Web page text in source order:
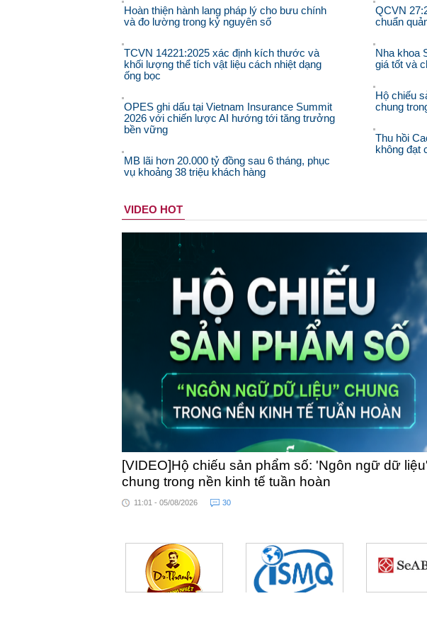
Hoàn thiện hành lang pháp lý cho bưu chính
và đo lường trong kỷ nguyên số
TCVN 14221:2025 xác định kích thước và
khối lượng thể tích vật liệu cách nhiệt dạng
ống bọc
OPES ghi dấu tại Vietnam Insurance Summit
2026 với chiến lược AI hướng tới tăng trưởng
bền vững
MB lãi hơn 20.000 tỷ đồng sau 6 tháng, phục
vụ khoảng 38 triệu khách hàng
QCVN
chuẩn
Nha khoa
giá tốt và
Hộ chiếu
chung
Thu hồi
không đạt
VIDEO HOT
[VIDEO]Hộ chiếu sản phẩm số: 'Ngôn ngữ dữ liệu'
chung trong nền kinh tế tuần hoàn
11:01 - 05/08/2026 30